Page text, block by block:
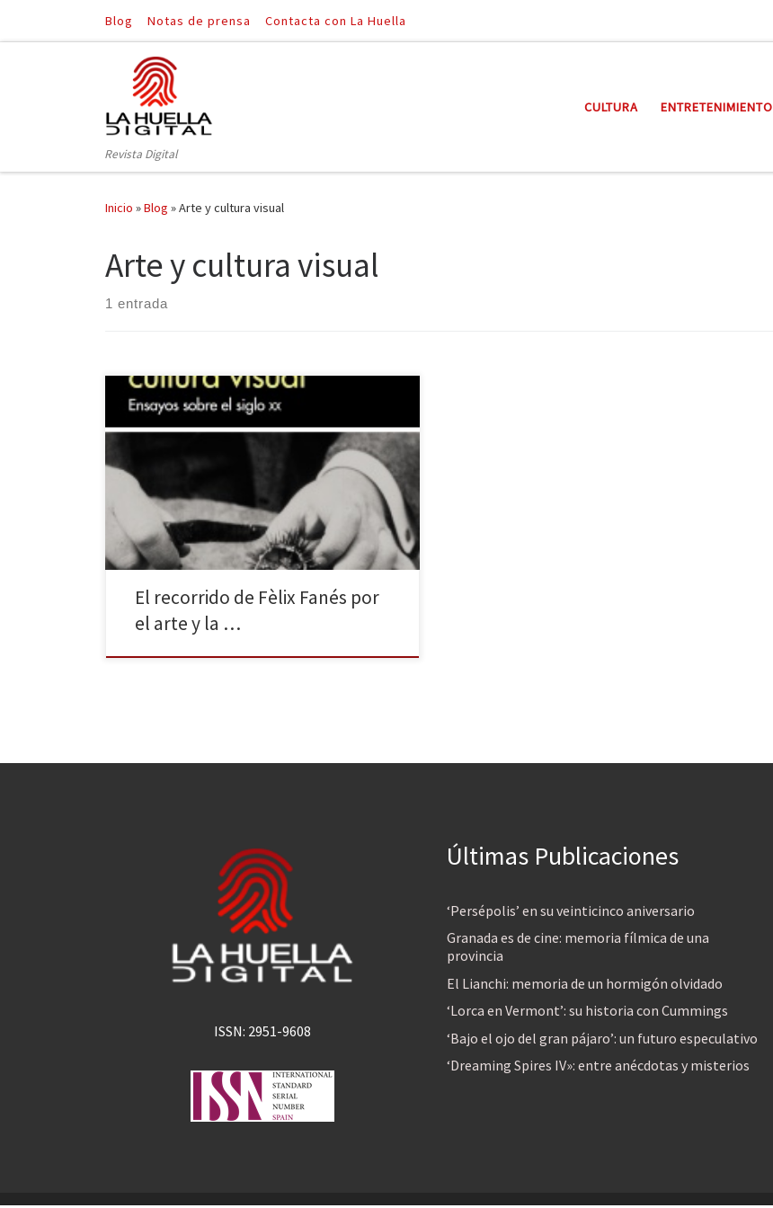
Saltar al contenido
Blog Notas de prensa Contacta con La Huella
Revista Digital
CULTURA ENTRETENIMIENTO
Inicio »Blog »Arte y cultura visual
Arte y cultura visual
1 entrada
El siglo XXI se está convirtiendo en el momento
histórico de la cultura audiovisual por antonomasia. Se
nos bombardea constantemente con elementos
ópticos, convirtiéndonos en “adictos” a la imagen (ya
sea estática o en movimiento) y en fieles
consumidores de ella. No obstante, no se ha
inventado todo en los […]
El recorrido de Fèlix Fanés por
el arte y la …
ISSN: 2951-9608
Últimas Publicaciones
‘Persépolis’ en su veinticinco aniversario
Granada es de cine: memoria fílmica de una
provincia
El Lianchi: memoria de un hormigón olvidado
‘Lorca en Vermont’: su historia con Cummings
‘Bajo el ojo del gran pájaro’: un futuro especulativo
‘Dreaming Spires IV»: entre anécdotas y misterios